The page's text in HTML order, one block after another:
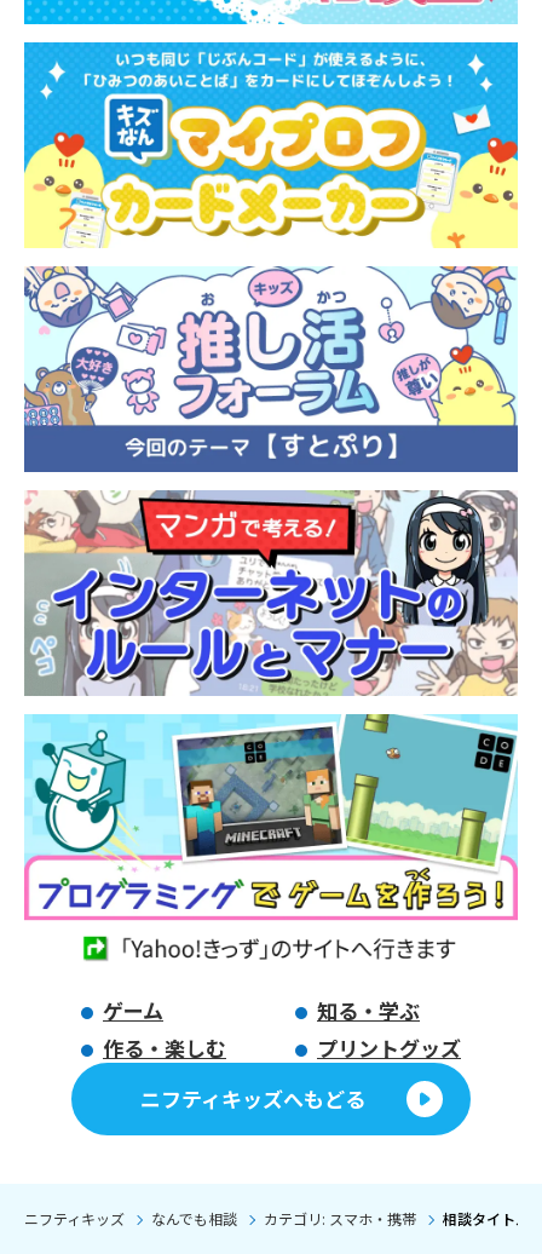
ゲーム
知る・学ぶ
作る・楽しむ
プリントグッズ
ニフティキッズへもどる
ニフティキッズ なんでも相談 カテゴリ: スマホ・携帯 相談タイトル: